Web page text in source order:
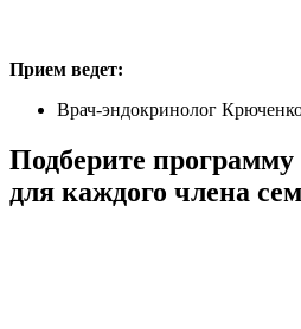
Прием ведет:
Врач-эндокринолог
Подберите программу
для каждого члена